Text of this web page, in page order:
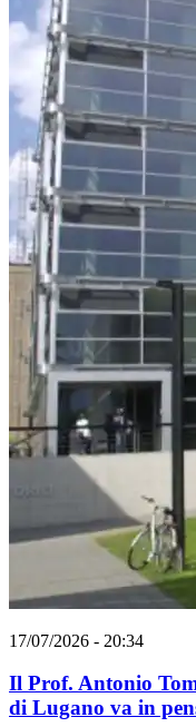
17/07/2026 - 20:34
Il Prof. Antonio
di Lugano va in